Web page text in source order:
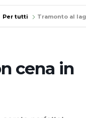
Per tutti Tramonto al
cena in